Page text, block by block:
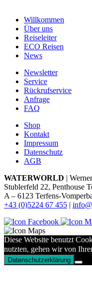
Willkommen
Über uns
Reiseleiter
ECO Reisen
News
Newsletter
Service
Rückrufservice
Anfrage
FAQ
Shop
Kontakt
Impressum
Datenschutz
AGB
WATERWORLD |
Stublerfeld 22, Penthouse
A – 6123 Terfens-
+43 (0)5224 67 455 |
Diese Website benutzt
nutzten, gehen wir von
Datenschutzerklärung